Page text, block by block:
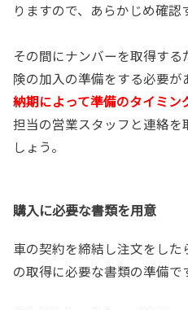
りますので、あらかじめ確認
その間にナンバーを取得す
険の加入の準備をする必要が
納期によって準備のタイミン
担当の営業スタッフと連絡
しょう。
購入に必要な書類を用意
車の契約を締結し注文をし
の取得に必要な書類の準備で